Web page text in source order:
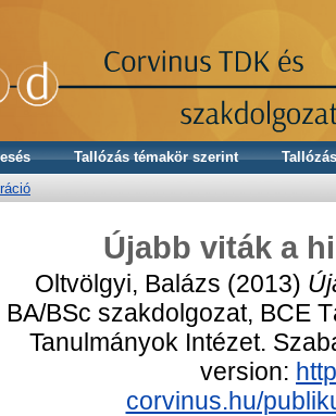
Tallózás témakör szerint
Újabb viták a
Oltvölgyi, Balázs (2013)
BA/BSc szakdolgozat, BCE
Tanulmányok Intézet.
version:
corvinus.hu/